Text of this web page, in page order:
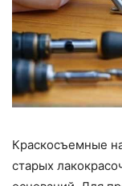
Краскосъемные
старых